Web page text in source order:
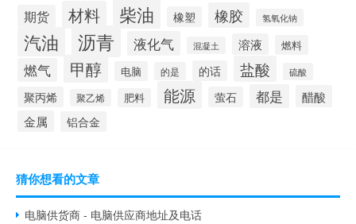
期货 材料 柴油 橡塑 橡胶 氢氧化钠
汽油 沥青 液化气 混凝土 溶液 燃料
燃气 甲醇 电脑 的是 的话 盐酸 硫酸
聚丙烯 聚乙烯 肥料 能源 萤石 都是 醋酸
金属 铝合金
猜你想看的文章
电脑供货商 - 电脑供应商地址及电话